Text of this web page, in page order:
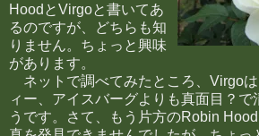
HoodとVirgoと書いてあ
るのですが、どちらも知
りません。ちょっと興味
があります。
ネットで調べてみたところ、Virgo
ィー、アイスバーグよりも真面目？で
うです。さて、もう片方のRobin